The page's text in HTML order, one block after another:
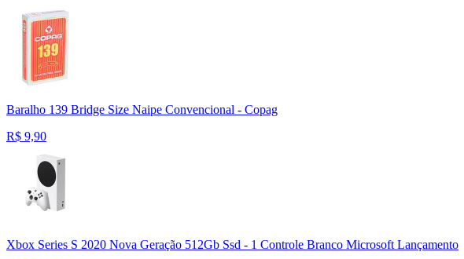
Baralho 139 Bridge Size Naipe Convencional - Copag
R$ 9,90
Xbox Series S 2020 Nova Geração 512Gb Ssd - 1 Controle Branco Microsoft Lançamento